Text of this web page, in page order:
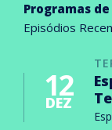
Programas
Episódios
12
DEZ